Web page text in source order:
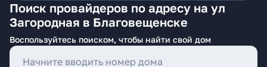
Поиск провайдеров по адресу на ул
Загородная в Благовещенске
Воспользуйтесь поиском, чтобы найти свой дом